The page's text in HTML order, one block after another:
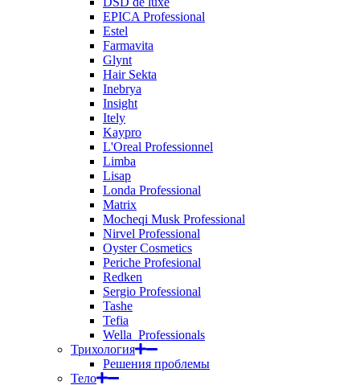
EPICA Professional
Estel
Farmavita
Glynt
Hair Sekta
Inebrya
Insight
Itely
Kaypro
L'Oreal Professionnel
Limba
Lisap
Londa Professional
Matrix
Mocheqi Musk Professional
Nirvel Professional
Oyster Cosmetics
Periche Profesional
Redken
Sergio Professional
Tashe
Tefia
Wella_Professionals
Трихология
Решения проблемы
Тело